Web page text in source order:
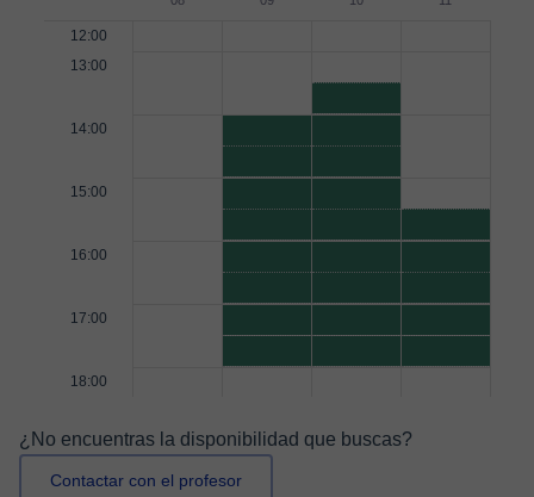
12:00
13:00
14:00
15:00
16:00
17:00
18:00
¿No encuentras la disponibilidad que buscas?
Contactar con el profesor